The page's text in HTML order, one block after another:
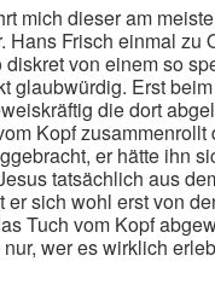
mich dieser am
Hans Frisch einmal zu
diskret von einem so
glaubwürdig. Erst
die dort
Kopf zusammenrollt
er hätte ihn
tatsächlich aus
er sich wohl erst von
Tuch vom Kopf
wer es wirklich